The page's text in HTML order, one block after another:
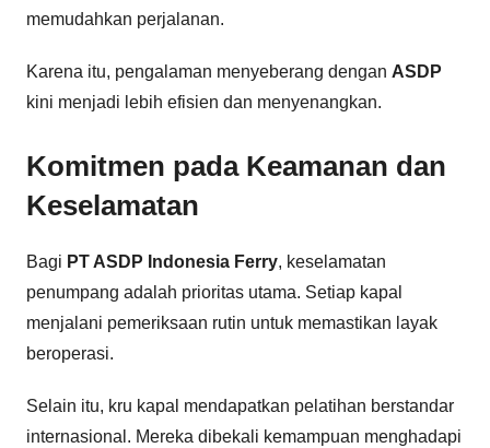
memudahkan perjalanan.
Karena itu, pengalaman menyeberang dengan ASDP
kini menjadi lebih efisien dan menyenangkan.
Komitmen pada Keamanan dan
Keselamatan
Bagi PT ASDP Indonesia Ferry, keselamatan
penumpang adalah prioritas utama. Setiap kapal
menjalani pemeriksaan rutin untuk memastikan layak
beroperasi.
Selain itu, kru kapal mendapatkan pelatihan berstandar
internasional. Mereka dibekali kemampuan menghadapi